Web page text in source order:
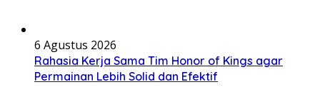
6 Agustus 2026
Rahasia Kerja Sama Tim Honor of Kings agar
Permainan Lebih Solid dan Efektif